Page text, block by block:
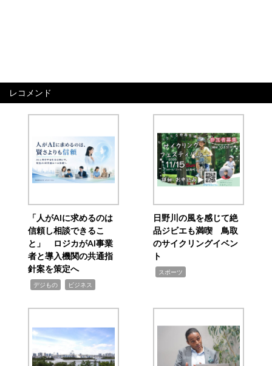
レコメンド
「人がAIに求めるのは
信頼し相談できるこ
と」 ロジカがAI事業
者と導入機関の共通指
針案を策定へ
デジもの ビジネス
日野川の風を感じて絶
品ジビエも満喫 鳥取
のサイクリングイベン
ト
スポーツ